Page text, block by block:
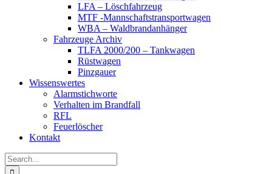
LFA – Löschfahrzeug
MTF -Mannschaftstransportwagen
WBA – Waldbrandanhänger
Fahrzeuge Archiv
TLFA 2000/200 – Tankwagen
Rüstwagen
Pinzgauer
Wissenswertes
Alarmstichworte
Verhalten im Brandfall
RFL
Feuerlöscher
Kontakt
Search
for: